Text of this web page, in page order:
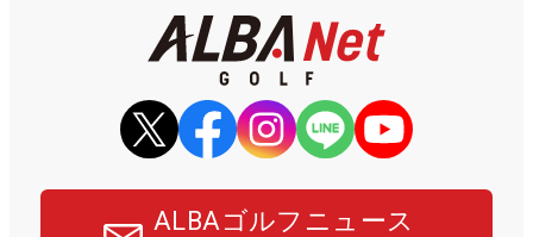
ALBAゴルフニュース